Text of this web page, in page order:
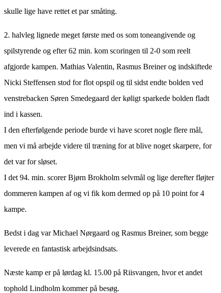
skulle lige have rettet et par småting.
2. halvleg lignede meget første med os som toneangivende og
spilstyrende og efter 62 min. kom scoringen til 2-0 som reelt
afgjorde kampen. Mathias Valentin, Rasmus Breiner og indskiftede
Nicki Steffensen stod for flot opspil og til sidst endte bolden ved
venstrebacken Søren Smedegaard der køligt sparkede bolden fladt
ind i kassen.
I den efterfølgende periode burde vi have scoret nogle flere mål,
men vi må arbejde videre til træning for at blive noget skarpere, for
det var for sløset.
I det 94. min. scorer Bjørn Brokholm selvmål og lige derefter fløjter
dommeren kampen af og vi fik kom dermed op på 10 point for 4
kampe.
Bedst i dag var Michael Nørgaard og Rasmus Breiner, som begge
leverede en fantastisk arbejdsindsats.
Næste kamp er på lørdag kl. 15.00 på Riisvangen, hvor et andet
tophold Lindholm kommer på besøg.